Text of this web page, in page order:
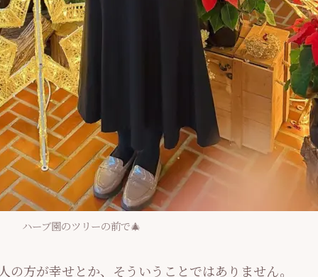
ハーブ園のツリーの前で🎄
の方が幸せとか、そういうことではありません。